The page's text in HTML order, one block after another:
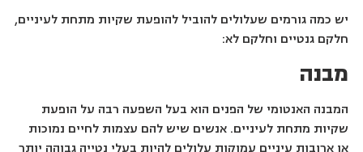
יש כמה גורמים שעלולים להוביל להופעת שקיות מתחת לעיניים,
חלקם גנטיים וחלקם לא:
מבנה
המבנה האנטומי של הפנים הוא בעל השפעה רבה על הופעת
שקיות מתחת לעיניים. אנשים שיש להם עצמות לחיים נמוכות